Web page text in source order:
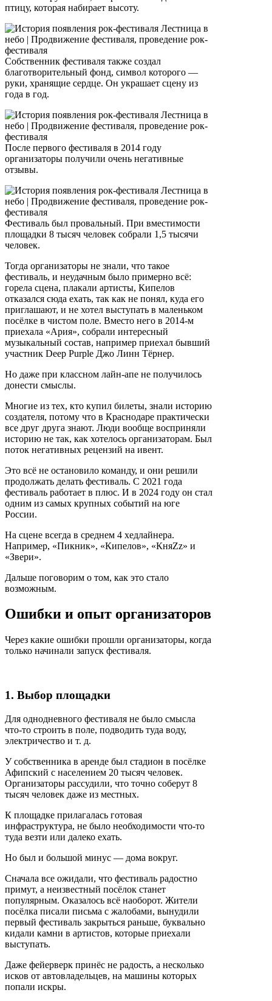
птицу, которая набирает высоту.
Собственник фестиваля также создал
благотворительный фонд, символ которого —
руки, хранящие сердце. Он украшает сцену из
года в год.
После первого фестиваля в 2014 году
организаторы получили очень негативные
отзывы.
Фестиваль был провальный. При вместимости
площадки 8 тысяч человек собрали 1,5 тысячи
человек.
Тогда организаторы не знали, что такое
фестиваль, и неудачным было примерно всё:
горела сцена, плакали артисты, Кипелов
отказался сюда ехать, так как не понял, куда его
приглашают, и не хотел выступать в маленьком
посёлке в чистом поле. Вместо него в 2014-м
приехала «Ария», собрали интересный
музыкальный состав, например приехал бывший
участник Deep Purple Джо Линн Тёрнер.
Но даже при классном лайн-апе не получилось
донести смыслы.
Многие из тех, кто купил билеты, знали историю
создателя, потому что в Краснодаре практически
все друг друга знают. Люди вообще восприняли
историю не так, как хотелось организаторам. Был
поток негативных рецензий на ивент.
Это всё не остановило команду, и они решили
продолжать делать фестиваль. С 2021 года
фестиваль работает в плюс. И в 2024 году он стал
одним из самых крупных событий на юге
России.
На сцене всегда в среднем 4 хедлайнера.
Например, «Пикник», «Кипелов», «КняZz» и
«Звери».
Дальше поговорим о том, как это стало
возможным.
Ошибки и опыт организаторов
Через какие ошибки прошли организаторы, когда
только начинали запуск фестиваля.
1. Выбор площадки
Для однодневного фестиваля не было смысла
что-то строить в поле, подводить туда воду,
электричество и т. д.
У собственника в аренде был стадион в посёлке
Афипский с населением 20 тысяч человек.
Организаторы рассудили, что точно соберут 8
тысяч человек даже из местных.
К площадке прилагалась готовая
инфраструктура, не было необходимости что-то
туда везти или далеко ехать.
Но был и большой минус — дома вокруг.
Сначала все ожидали, что фестиваль радостно
примут, а неизвестный посёлок станет
популярным. Оказалось всё наоборот. Жители
посёлка писали письма с жалобами, вынудили
первый фестиваль закрыться раньше, буквально
кидали камни в артистов, которые приехали
выступать.
Даже фейерверк принёс не радость, а несколько
исков от автовладельцев, на машины которых
попали искры.